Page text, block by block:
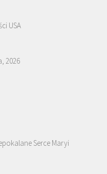
USA
2026
Serce Maryi